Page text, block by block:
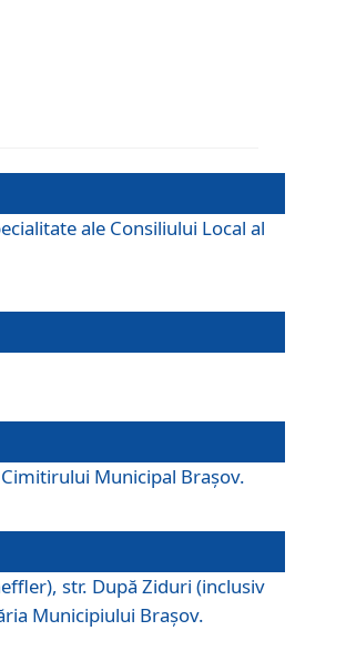
ale Consiliului Local al
Municipal Braşov.
str. După Ziduri (inclusiv
Municipiului Braşov.